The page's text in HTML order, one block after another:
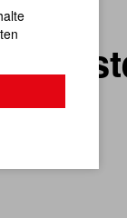
Träumer.